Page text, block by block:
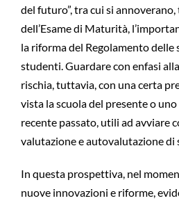
del futuro”, tra cui si
dell’Esame di Maturità,
la riforma del Regolamento delle
studenti. Guardare con enfasi
rischia, tuttavia, con una certa
vista la scuola del presente o
recente passato, utili ad avviare
valutazione e autovalutazione di
In questa prospettiva, nel
nuove innovazioni e riforme,